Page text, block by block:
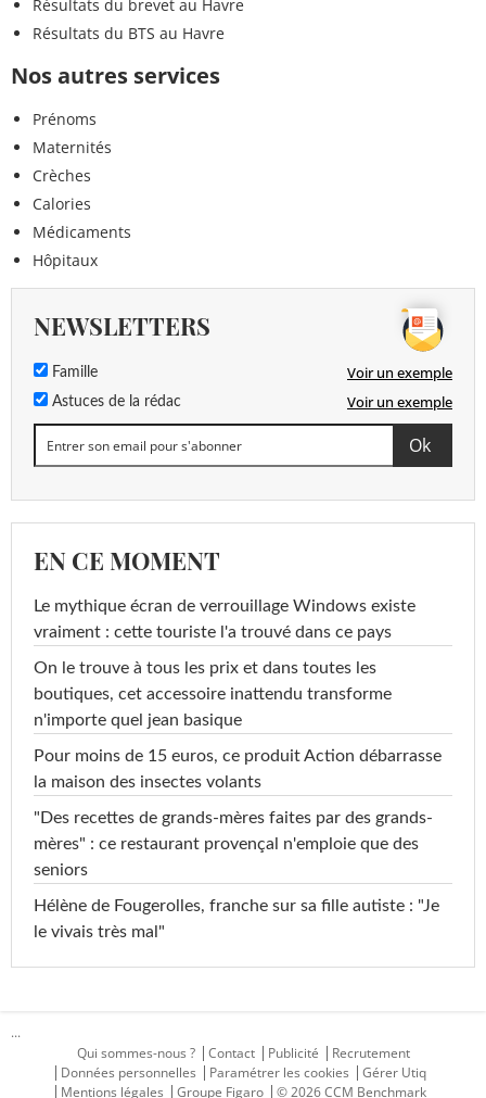
Résultats du brevet au Havre
Résultats du BTS au Havre
Nos autres services
Prénoms
Maternités
Crèches
Calories
Médicaments
Hôpitaux
NEWSLETTERS
Famille Voir un exemple
Astuces de la rédac Voir un exemple
EN CE MOMENT
Le mythique écran de verrouillage Windows existe
vraiment : cette touriste l'a trouvé dans ce pays
On le trouve à tous les prix et dans toutes les
boutiques, cet accessoire inattendu transforme
n'importe quel jean basique
Pour moins de 15 euros, ce produit Action débarrasse
la maison des insectes volants
"Des recettes de grands-mères faites par des grands-
mères" : ce restaurant provençal n'emploie que des
seniors
Hélène de Fougerolles, franche sur sa fille autiste : "Je
le vivais très mal"
...
Qui sommes-nous ?
Contact Publicité
Recrutement
Données personnelles
Paramétrer les cookies
Gérer Utiq
Mentions légales
Groupe Figaro © 2026 CCM Benchmark